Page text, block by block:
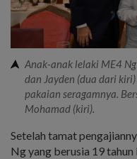
Anak-anak lelaki ME4
dan Jayden (dua dari
pakaian seragamnya.
Mohamad (kiri).
Setelah tamat
Ng yang berusia 19